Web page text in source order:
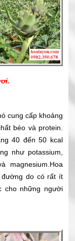
cung cấp khoảng
béo và protein.
40 đến 50 kcal
như potassium,
magnesium.Hoa
do có rất ít
cho những người